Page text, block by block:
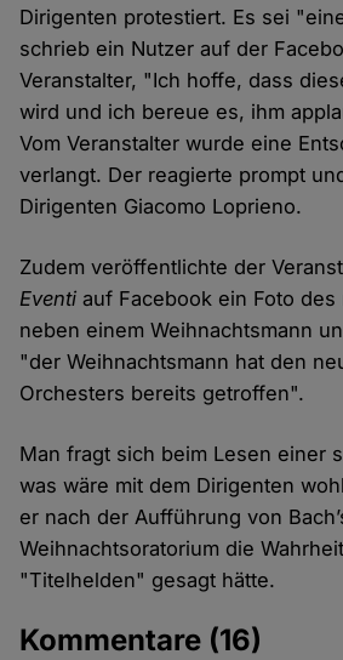
Dirigenten protestiert. Es sei
schrieb ein Nutzer auf der
Veranstalter, "Ich hoffe, dass
wird und ich bereue es, ihm
Vom Veranstalter wurde eine
verlangt. Der reagierte prompt
Dirigenten Giacomo Loprieno.
Zudem veröffentlichte der
Eventi auf Facebook ein Foto
neben einem Weihnachtsmann
"der Weihnachtsmann hat den
Orchesters bereits getroffen".
Man fragt sich beim Lesen einer
was wäre mit dem Dirigenten
er nach der Aufführung von
Weihnachtsoratorium die
"Titelhelden" gesagt hätte.
Kommentare (16)